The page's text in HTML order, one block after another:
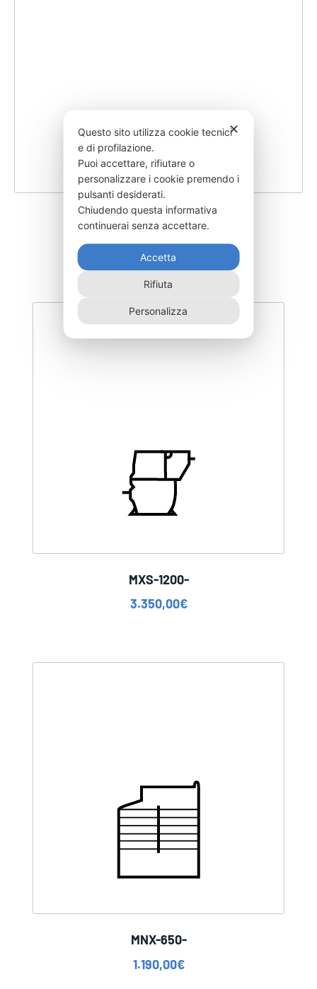
SEIM-24000AG A
16.420,00€
MXS-1200-
3.350,00€
MNX-650-
1.190,00€
✕
Questo sito utilizza cookie tecnici
e di profilazione.
Puoi accettare, rifiutare o
personalizzare i cookie premendo i
pulsanti desiderati.
Chiudendo questa informativa
continuerai senza accettare.
Accetta
Rifiuta
Personalizza